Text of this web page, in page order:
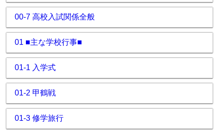
00-7 高校入試関係全般
01 ■主な学校行事■
01-1 入学式
01-2 甲鶴戦
01-3 修学旅行